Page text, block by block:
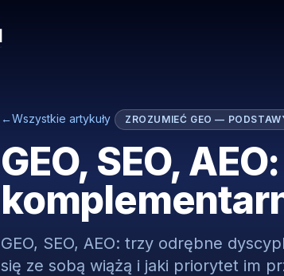
←Wszystkie artykuły ZROZUMIEĆ GEO —
GEO, SEO,
GEO, SEO, AEO: trzy odrębne
się ze sobą wiążą i jaki priorytet im